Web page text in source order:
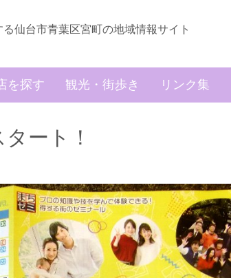
仙台市青葉区宮町の地域情報サイト
を探す 観光・街歩き リンク集
ート！